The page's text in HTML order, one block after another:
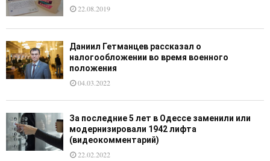
22.08.2019
Даниил Гетманцев рассказал о
налогообложении во время военного
положения
04.03.2022
За последние 5 лет в Одессе заменили или
модернизировали 1942 лифта
(видеокомментарий)
22.02.2022